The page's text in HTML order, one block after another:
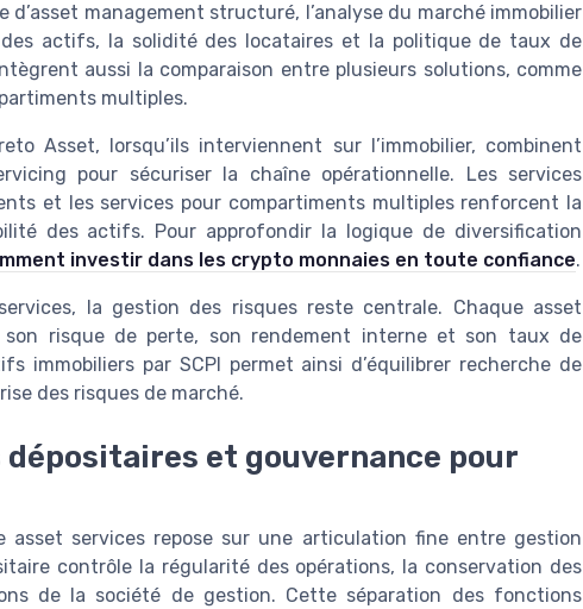
management structuré, l’analyse du marché immobilier
actifs, la solidité des locataires et la politique de taux de
aussi la comparaison entre plusieurs solutions, comme
multiples.
Asset, lorsqu’ils interviennent sur l’immobilier, combinent
pour sécuriser la chaîne opérationnelle. Les services
et les services pour compartiments multiples renforcent la
des actifs. Pour approfondir la logique de diversification
investir dans les crypto monnaies en toute confiance.
la gestion des risques reste centrale. Chaque asset
risque de perte, son rendement interne et son taux de
immobiliers par SCPI permet ainsi d’équilibrer recherche de
des risques de marché.
et gouvernance pour
asset services repose sur une articulation fine entre gestion
contrôle la régularité des opérations, la conservation des
de la société de gestion. Cette séparation des fonctions